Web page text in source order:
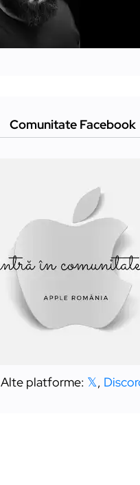
Comunitate Facebook
Alte platforme: 𝕏,